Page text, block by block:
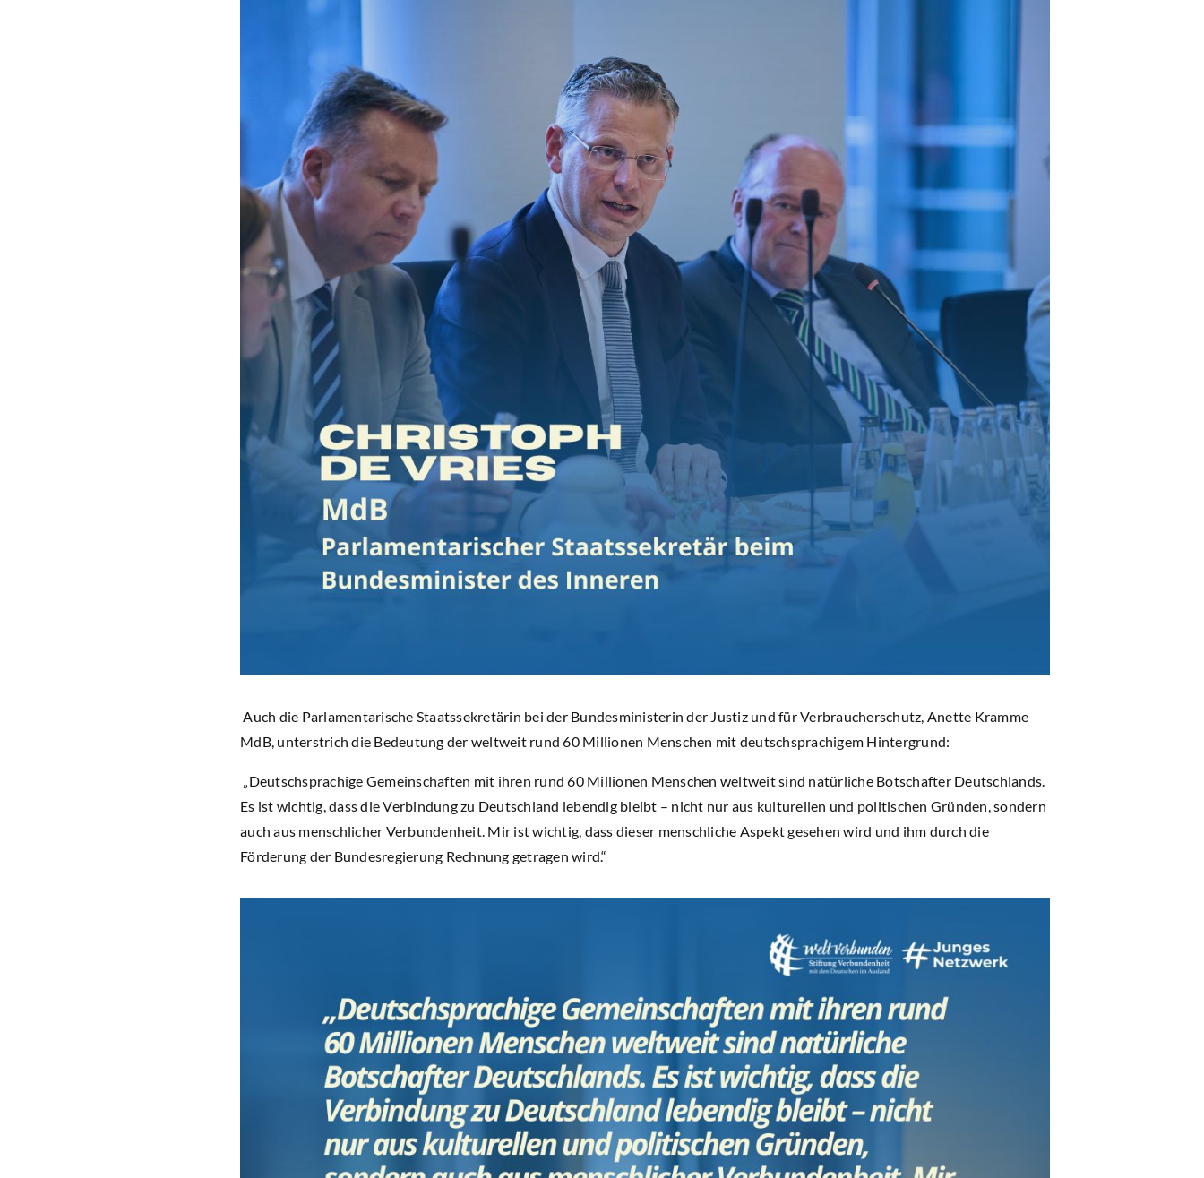
Auch die Parlamentarische Staatssekretärin bei der Bundesministerin der Justiz und für Verbraucherschutz, Anette Kramme
MdB, unterstrich die Bedeutung der weltweit rund 60 Millionen Menschen mit deutschsprachigem Hintergrund:
„Deutschsprachige Gemeinschaften mit ihren rund 60 Millionen Menschen weltweit sind natürliche Botschafter Deutschlands.
Es ist wichtig, dass die Verbindung zu Deutschland lebendig bleibt – nicht nur aus kulturellen und politischen Gründen, sondern
auch aus menschlicher Verbundenheit. Mir ist wichtig, dass dieser menschliche Aspekt gesehen wird und ihm durch die
Förderung der Bundesregierung Rechnung getragen wird.“